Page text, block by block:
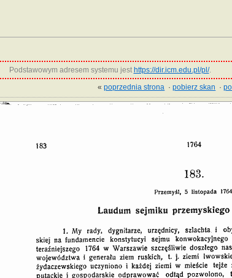
Podstawowym adresem systemu jest https://dir.icm.edu.pl/pl/.
«poprzednia strona ·pobierz skan ·